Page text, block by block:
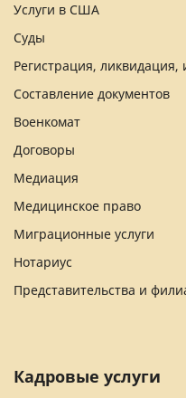
Услуги в США
Суды
Регистрация, ликвидация,
Составление документов
Военкомат
Договоры
Медиация
Медицинское право
Миграционные услуги
Нотариус
Представительства и
Кадровые услуги